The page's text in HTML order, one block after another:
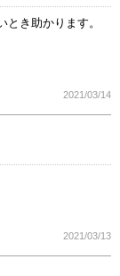
き助かります。
2021/03/14
2021/03/13